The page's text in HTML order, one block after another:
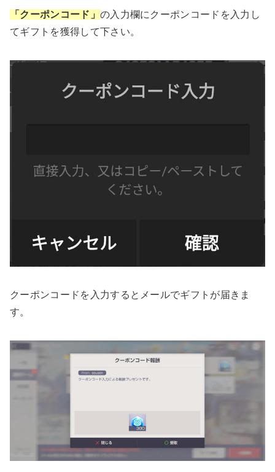
「クーポンコード」 の入力欄にクーポンコードを入力し
てギフトを獲得して下さい。
クーポンコードを入力するとメールでギフトが届きま
す。